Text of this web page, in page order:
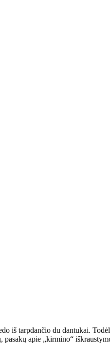
iš tarpdančio du dantukai.
pasakų apie „kirmino“